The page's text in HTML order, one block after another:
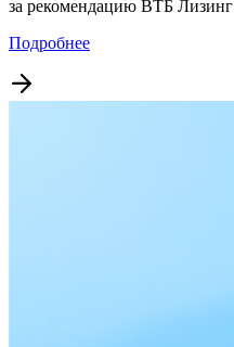
за рекомендацию ВТБ Лизинг
Подробнее